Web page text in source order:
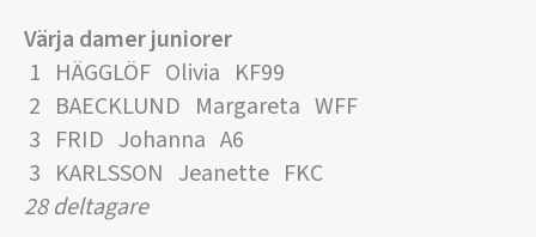
Värja damer juniorer
1 HÄGGLÖF Olivia KF99
2 BAECKLUND Margareta WFF
3 FRID Johanna A6
3 KARLSSON Jeanette FKC
28 deltagare